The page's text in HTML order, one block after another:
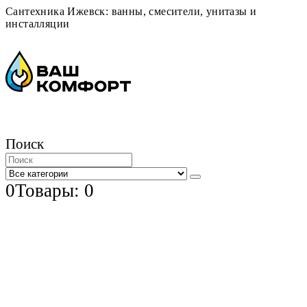
Сантехника Ижевск: ванны, смесители, унитазы и
инсталляции
Поиск
0Товары: 0